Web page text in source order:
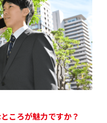
ころが魅力ですか？